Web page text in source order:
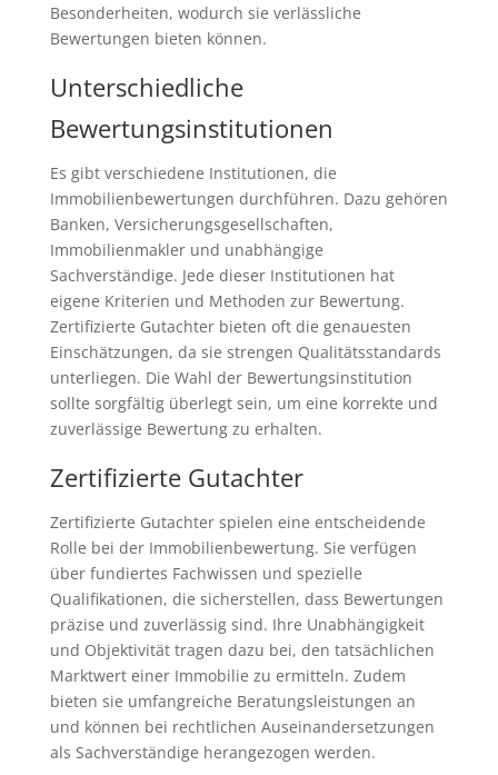
Besonderheiten, wodurch sie verlässliche
Bewertungen bieten können.
Unterschiedliche
Bewertungsinstitutionen
Es gibt verschiedene Institutionen, die
Immobilienbewertungen durchführen. Dazu gehören
Banken, Versicherungsgesellschaften,
Immobilienmakler und unabhängige
Sachverständige. Jede dieser Institutionen hat
eigene Kriterien und Methoden zur Bewertung.
Zertifizierte Gutachter bieten oft die genauesten
Einschätzungen, da sie strengen Qualitätsstandards
unterliegen. Die Wahl der Bewertungsinstitution
sollte sorgfältig überlegt sein, um eine korrekte und
zuverlässige Bewertung zu erhalten.
Zertifizierte Gutachter
Zertifizierte Gutachter spielen eine entscheidende
Rolle bei der Immobilienbewertung. Sie verfügen
über fundiertes Fachwissen und spezielle
Qualifikationen, die sicherstellen, dass Bewertungen
präzise und zuverlässig sind. Ihre Unabhängigkeit
und Objektivität tragen dazu bei, den tatsächlichen
Marktwert einer Immobilie zu ermitteln. Zudem
bieten sie umfangreiche Beratungsleistungen an
und können bei rechtlichen Auseinandersetzungen
als Sachverständige herangezogen werden.